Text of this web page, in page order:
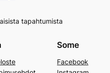
tapahtumista
Some
Facebook